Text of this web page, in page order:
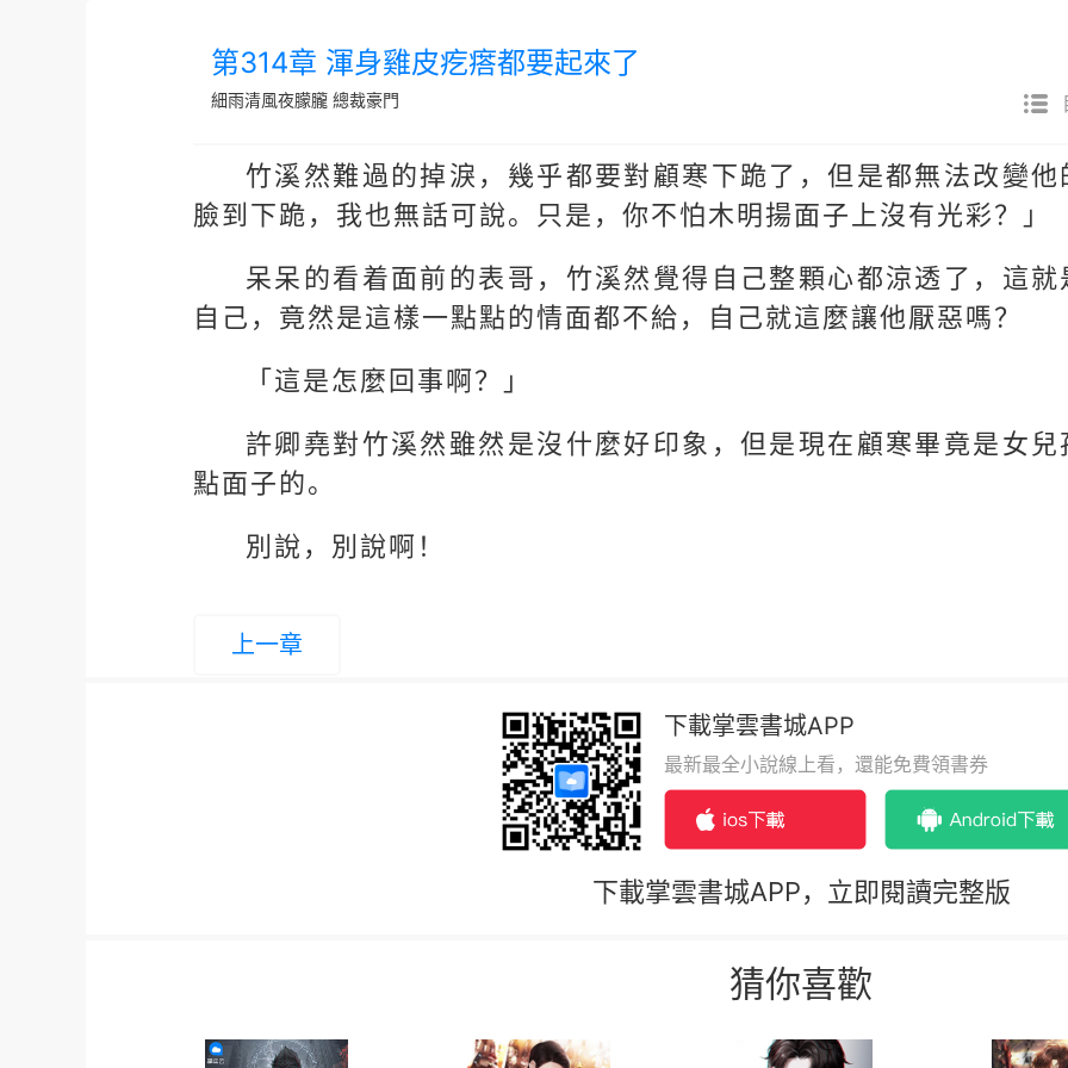
第314章 渾身雞皮疙瘩都要起來了
細雨清風夜朦朧 總裁豪門
竹溪然難過的掉淚，幾乎都要對顧寒下跪了，但是都無法改變
臉到下跪，我也無話可說。只是，你不怕木明揚面子上沒有光彩？」
呆呆的看着面前的表哥，竹溪然覺得自己整顆心都涼透了，這
自己，竟然是這樣一點點的情面都不給，自己就這麼讓他厭惡嗎？
「這是怎麼回事啊？」
許卿堯對竹溪然雖然是沒什麼好印象，但是現在顧寒畢竟是女
點面子的。
別說，別說啊！
上一章
下載掌雲書城APP
最新最全小說線上看，還能免費領書券
下載掌雲書城APP，立即閱讀完整版
猜你喜歡